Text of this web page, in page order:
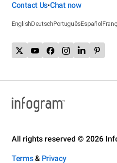
Contact Us•Chat now
EnglishDeutschPortuguêsEspañol
All rights reserved © 2026
Terms& Privacy